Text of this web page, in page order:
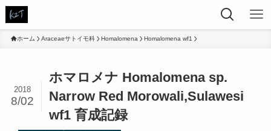
ホーム Araceaeサトイモ科 Homalomena Homalomena wf1
ホマロメナ Homalomena sp.
Narrow Red Morowali,Sulawesi
wf1 育成記録
2018
8/02